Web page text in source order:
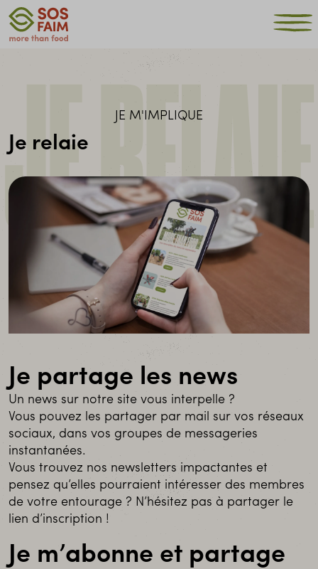
JE RELAIE
JE M'IMPLIQUE
Je relaie
Je partage les news
Un news sur notre site vous interpelle ?
Vous pouvez les partager par mail sur vos réseaux
sociaux, dans vos groupes de messageries
instantanées.
Vous trouvez nos newsletters impactantes et
pensez qu’elles pourraient intéresser des membres
de votre entourage ? N’hésitez pas à partager le
lien d’inscription !
Je m’abonne et partage